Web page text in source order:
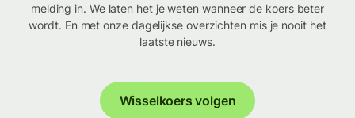
melding in. We laten het je weten wanneer de koers beter
wordt. En met onze dagelijkse overzichten mis je nooit het
laatste nieuws.
Wisselkoers volgen